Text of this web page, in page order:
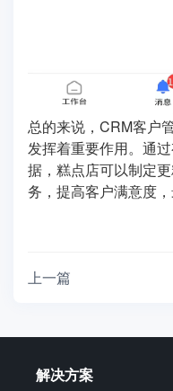
总的来说，CRM客户
发挥着重要作用。通
据，糕点店可以制定
务，提高客户满意度，
上一篇
解决方案